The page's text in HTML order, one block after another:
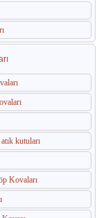
kutuları
Kovaları